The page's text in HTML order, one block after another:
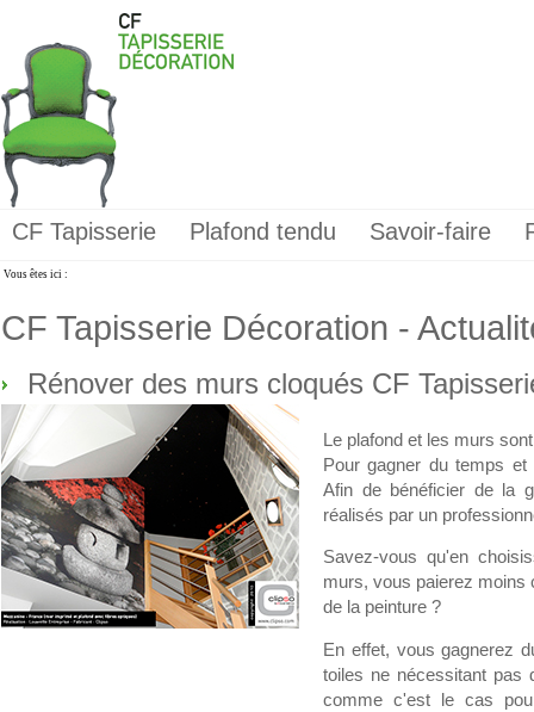
CF Tapisserie Plafond tendu Savoir-faire
Vous êtes ici :
CF Tapisserie Décoration -
Rénover des murs cloqués CF
Le plafond et les murs
Pour gagner du temps
Afin de bénéficier de la
réalisés par un
Savez-vous qu'en
murs, vous paierez moins
de la peinture ?
En effet, vous gagnerez
toiles ne nécessitant pas
comme c'est le cas